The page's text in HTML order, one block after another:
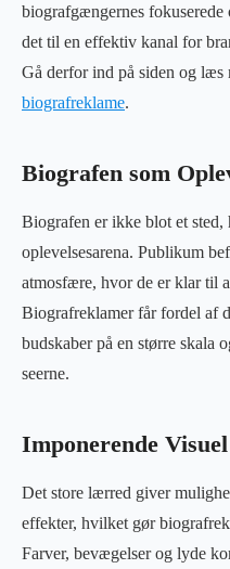
biografgængernes
det til en effektiv kanal for
Gå derfor ind på siden og læs
biografreklame.
Biografen som
Biografen er ikke blot et sted,
oplevelsesarena. Publikum
atmosfære, hvor de er klar til
Biografreklamer får fordel af
budskaber på en større skala
seerne.
Imponerende
Det store lærred giver
effekter, hvilket gør
Farver, bevægelser og lyde